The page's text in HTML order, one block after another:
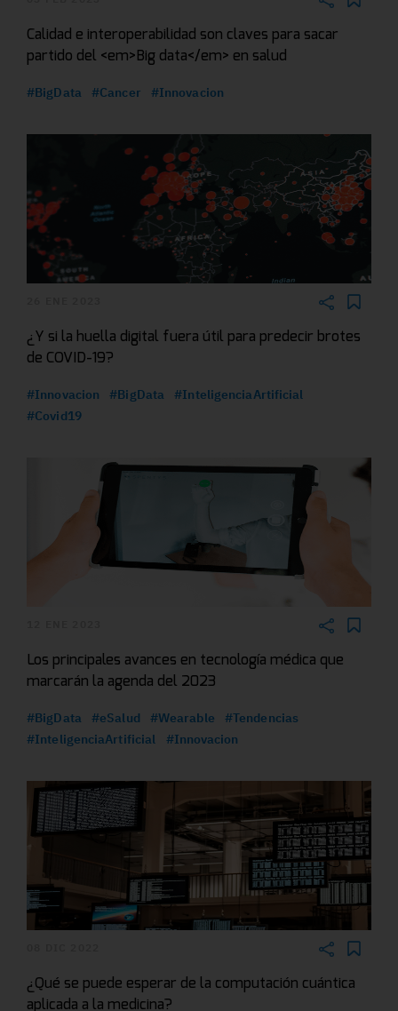
Calidad e interoperabilidad son claves para sacar
partido del <em>Big data</em> en salud
#BigData #Cancer #Innovacion
¿Y si la huella digital fuera útil para predecir brotes
de COVID-19?
#Innovacion #BigData
#InteligenciaArtificial
#Covid19
Los principales avances en tecnología médica que
marcarán la agenda del 2023
#BigData #eSalud #Wearable
#Tendencias
#InteligenciaArtificial
#Innovacion
¿Qué se puede esperar de la computación cuántica
aplicada a la medicina?